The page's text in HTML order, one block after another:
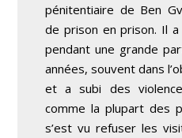
pénitentiaire de Ben
de prison en prison. Il
pendant une grande
années, souvent dans
et a subi des
comme la plupart des
s’est vu refuser les